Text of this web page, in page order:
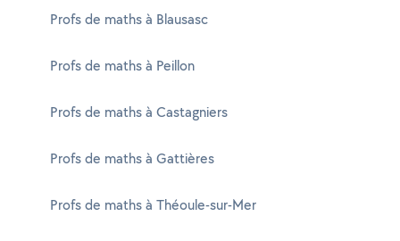
Profs de maths à Blausasc
Profs de maths à Peillon
Profs de maths à Castagniers
Profs de maths à Gattières
Profs de maths à Théoule-sur-Mer